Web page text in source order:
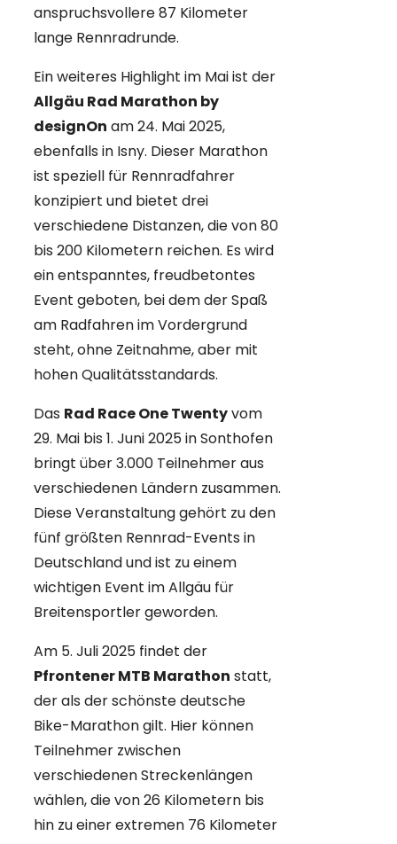
anspruchsvollere 87 Kilometer
lange Rennradrunde.
Ein weiteres Highlight im Mai ist der
Allgäu Rad Marathon by
designOn am 24. Mai 2025,
ebenfalls in Isny. Dieser Marathon
ist speziell für Rennradfahrer
konzipiert und bietet drei
verschiedene Distanzen, die von 80
bis 200 Kilometern reichen. Es wird
ein entspanntes, freudbetontes
Event geboten, bei dem der Spaß
am Radfahren im Vordergrund
steht, ohne Zeitnahme, aber mit
hohen Qualitätsstandards.
Das Rad Race One Twentyvom
29. Mai bis 1. Juni 2025 in Sonthofen
bringt über 3.000 Teilnehmer aus
verschiedenen Ländern zusammen.
Diese Veranstaltung gehört zu den
fünf größten Rennrad-Events in
Deutschland und ist zu einem
wichtigen Event im Allgäu für
Breitensportler geworden.
Am 5. Juli 2025 findet der
Pfrontener MTB Marathon statt,
der als der schönste deutsche
Bike-Marathon gilt. Hier können
Teilnehmer zwischen
verschiedenen Streckenlängen
wählen, die von 26 Kilometern bis
hin zu einer extremen 76 Kilometer